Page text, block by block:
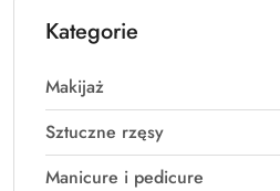
Kategorie
Makijaż
Sztuczne rzęsy
Manicure i pedicure